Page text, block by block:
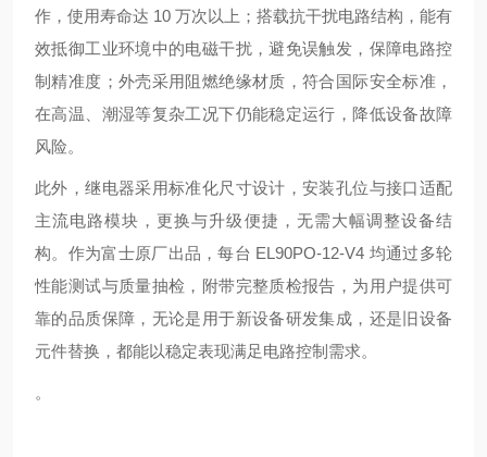
作，使用寿命达 10 万次以上；搭载抗干扰电路结构，能有
效抵御工业环境中的电磁干扰，避免误触发，保障电路控
制精准度；外壳采用阻燃绝缘材质，符合国际安全标准，
在高温、潮湿等复杂工况下仍能稳定运行，降低设备故障
风险。
此外，继电器采用标准化尺寸设计，安装孔位与接口适配
主流电路模块，更换与升级便捷，无需大幅调整设备结
构。作为富士原厂出品，每台 EL90PO-12-V4 均通过多轮
性能测试与质量抽检，附带完整质检报告，为用户提供可
靠的品质保障，无论是用于新设备研发集成，还是旧设备
元件替换，都能以稳定表现满足电路控制需求。
。